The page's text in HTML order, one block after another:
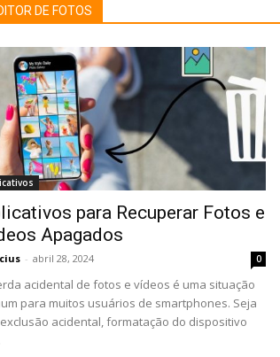
DE FOTOS
para Recuperar Fotos e
Apagados
- abril 28, 2024 0
acidental de fotos e vídeos é uma situação
para muitos usuários de smartphones. Seja
acidental, formatação do dispositivo